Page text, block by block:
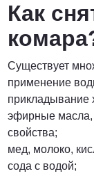
Как
Существует
применение
прикладывание
эфирные
свойства;
мед, молоко,
сода с водой;